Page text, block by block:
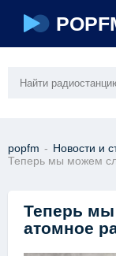
popfm - Новости и
Теперь мы можем
Теперь
атомное